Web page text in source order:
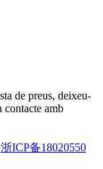
de preus, deixeu-
contacte amb
浙ICP备18020550